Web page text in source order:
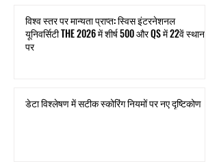
विश्व स्तर पर मान्यता प्राप्त: स्विस इंटरनेशनल
यूनिवर्सिटी THE 2026 में शीर्ष 500 और QS में 22वें स्थान
पर
डेटा विश्लेषण में सटीक स्कोरिंग नियमों पर नए दृष्टिकोण